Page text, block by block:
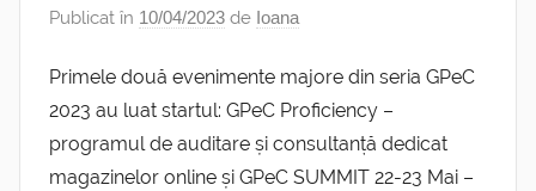
Publicat în 10/04/2023 de Ioana
Primele două evenimente majore din seria GPeC
2023 au luat startul: GPeC Proficiency –
programul de auditare și consultanță dedicat
magazinelor online și GPeC SUMMIT 22-23 Mai –